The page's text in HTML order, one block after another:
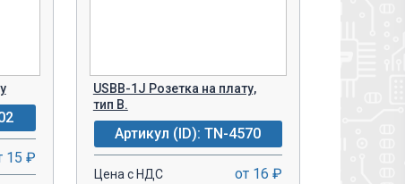
15 ₽
USBB-1J Розетка на плату,
тип В.
Артикул (ID): TN-4570
Цена с НДС от 16 ₽